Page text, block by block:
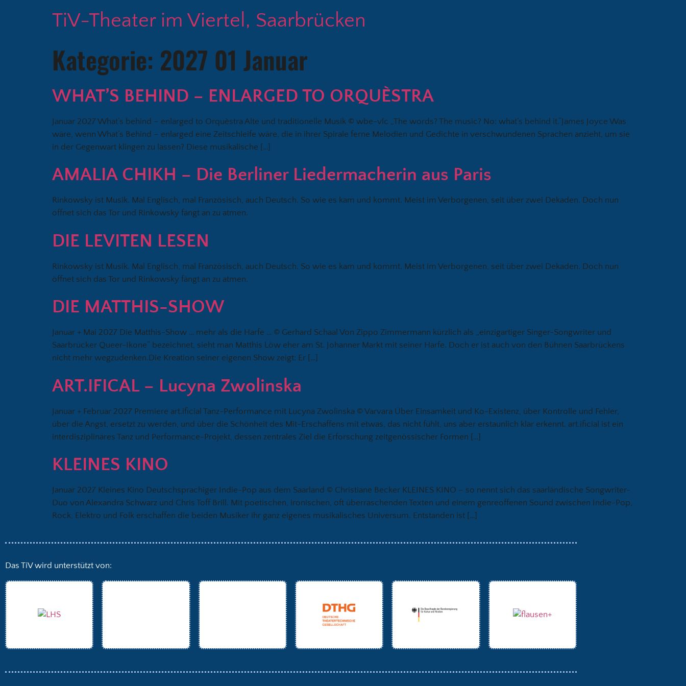
TiV-Theater im Viertel, Saarbrücken
Kategorie: 2027 01 Januar
WHAT’S BEHIND – ENLARGED TO ORQUÈSTRA
Januar 2027 What’s behind – enlarged to Orquèstra Alte und traditionelle Musik © wbe-vlc „The words? The music? No: what’s behind it.“James Joyce Was
wäre, wenn What’s Behind – enlarged eine Zeitschleife wäre, die in ihrer Spirale ferne Melodien und Gedichte in verschwundenen Sprachen anzieht, um sie
in der Gegenwart klingen zu lassen? Diese musikalische […]
AMALIA CHIKH – Die Berliner Liedermacherin aus Paris
Rinkowsky ist Musik. Mal Englisch, mal Französisch, auch Deutsch. So wie es kam und kommt. Meist im Verborgenen, seit über zwei Dekaden. Doch nun
öffnet sich das Tor und Rinkowsky fängt an zu atmen.
DIE LEVITEN LESEN
Rinkowsky ist Musik. Mal Englisch, mal Französisch, auch Deutsch. So wie es kam und kommt. Meist im Verborgenen, seit über zwei Dekaden. Doch nun
öffnet sich das Tor und Rinkowsky fängt an zu atmen.
DIE MATTHIS-SHOW
Januar + Mai 2027 Die Matthis-Show … mehr als die Harfe … © Gerhard Schaal Von Zippo Zimmermann kürzlich als „einzigartiger Singer-Songwriter und
Saarbrücker Queer-Ikone“ bezeichnet, sieht man Matthis Löw eher am St. Johanner Markt mit seiner Harfe. Doch er ist auch von den Bühnen Saarbrückens
nicht mehr wegzudenken.Die Kreation seiner eigenen Show zeigt: Er […]
ART.IFICAL – Lucyna Zwolinska
Januar + Februar 2027 Premiere art.ificial Tanz-Performance mit Lucyna Zwolinska © Varvara Über Einsamkeit und Ko-Existenz, über Kontrolle und Fehler,
über die Angst, ersetzt zu werden, und über die Schönheit des Mit-Erschaffens mit etwas, das nicht fühlt, uns aber erstaunlich klar erkennt. art.ificial ist ein
interdisziplinäres Tanz und Performance-Projekt, dessen zentrales Ziel die Erforschung zeitgenössischer Formen […]
KLEINES KINO
Januar 2027 Kleines Kino Deutschsprachiger Indie-Pop aus dem Saarland © Christiane Becker KLEINES KINO – so nennt sich das saarländische Songwriter-
Duo von Alexandra Schwarz und Chris Toff Brill. Mit poetischen, ironischen, oft überraschenden Texten und einem genreoffenen Sound zwischen Indie-Pop,
Rock, Elektro und Folk erschaffen die beiden Musiker ihr ganz eigenes musikalisches Universum. Entstanden ist […]
Das TiV wird unterstützt von: